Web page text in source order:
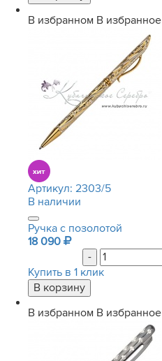
В избранном В избранное
Артикул: 2303/5
В наличии
Ручка с позолотой
18 090
-
Купить в 1 клик
В избранном В избранное